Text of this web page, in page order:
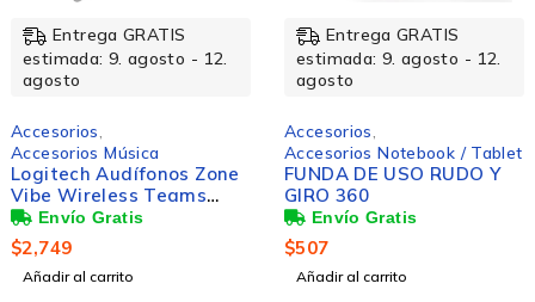
GRATIS
9. agosto - 12.
,
Música
Audífonos Zone
Teams
Inalámbrico,
USB-C, Grafito
al carrito
Entrega GRATIS
estimada: 9. agosto - 12.
Accesorios,
Accesorios Notebook / Tablet
FUNDA DE USO RUDO Y
GIRO 360
Añadir al carrito